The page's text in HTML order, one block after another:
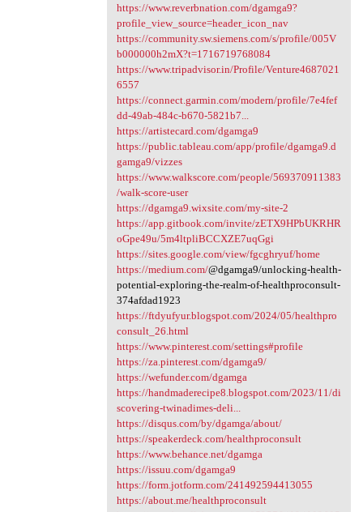
https://www.reverbnation.com/dgamga9?
profile_view_source=header_icon_nav
https://community.sw.siemens.com/s/profile/005V
b000000h2mX?t=1716719768084
https://www.tripadvisor.in/Profile/Venture4687021
6557
https://connect.garmin.com/modern/profile/7e4fef
dd-49ab-484c-b670-5821b7...
https://artistecard.com/dgamga9
https://public.tableau.com/app/profile/dgamga9.d
gamga9/vizzes
https://www.walkscore.com/people/569370911383
/walk-score-user
https://dgamga9.wixsite.com/my-site-2
https://app.gitbook.com/invite/zETX9HPbUKRHR
oGpe49u/5m4ltpliBCCXZE7uqGgi
https://sites.google.com/view/fgcghryuf/home
https://medium.com/@dgamga9/unlocking-health-
potential-exploring-the-realm-of-healthproconsult-
374afdad1923
https://ftdyufyur.blogspot.com/2024/05/healthpro
consult_26.html
https://www.pinterest.com/settings#profile
https://za.pinterest.com/dgamga9/
https://wefunder.com/dgamga
https://handmaderecipe8.blogspot.com/2023/11/di
scovering-twinadimes-deli...
https://disqus.com/by/dgamga/about/
https://speakerdeck.com/healthproconsult
https://www.behance.net/dgamga
https://issuu.com/dgamga9
https://form.jotform.com/241492594413055
https://about.me/healthproconsult